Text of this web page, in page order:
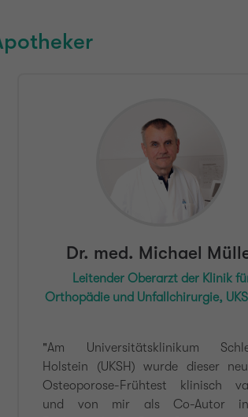
Dr. med. Michael
Leitender Oberarzt der Klinik
Orthopädie und Unfallchirurgie,
"Am Universitätsklinikum
Holstein (UKSH) wurde dieser
Osteoporose-Frühtest klinisch
und von mir als Co-Autor